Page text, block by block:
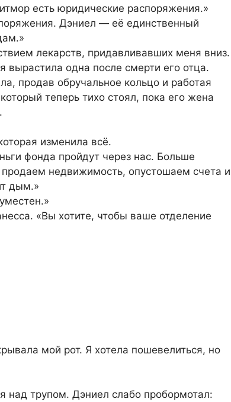
есть юридические распоряжения.»
Дэниел — её единственный
лекарств, придавливавших меня вниз.
одна после смерти его отца.
продав обручальное кольцо и работая
теперь тихо стоял, пока его жена
изменила всё.
фонда пройдут через нас. Больше
недвижимость, опустошаем счета и
дым.»
«Вы хотите, чтобы ваше отделение
мой рот. Я хотела пошевелиться, но
над трупом. Дэниел слабо пробормотал: